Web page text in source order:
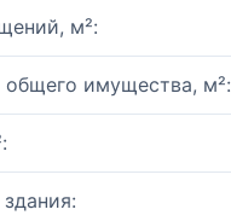
м²:
имущества, м²: